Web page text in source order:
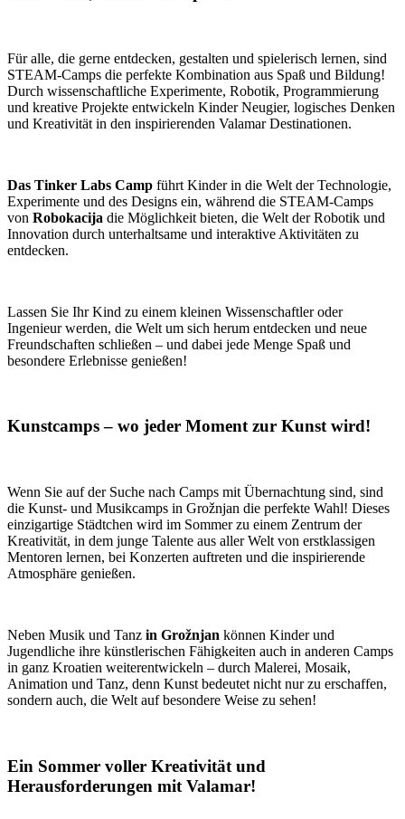
Für alle, die gerne entdecken, gestalten und spielerisch lernen, sind
STEAM-Camps die perfekte Kombination aus Spaß und Bildung!
Durch wissenschaftliche Experimente, Robotik, Programmierung
und kreative Projekte entwickeln Kinder Neugier, logisches Denken
und Kreativität in den inspirierenden Valamar Destinationen.
Das Tinker Labs Camp führt Kinder in die Welt der Technologie,
Experimente und des Designs ein, während die STEAM-Camps
von Robokacija die Möglichkeit bieten, die Welt der Robotik und
Innovation durch unterhaltsame und interaktive Aktivitäten zu
entdecken.
Lassen Sie Ihr Kind zu einem kleinen Wissenschaftler oder
Ingenieur werden, die Welt um sich herum entdecken und neue
Freundschaften schließen – und dabei jede Menge Spaß und
besondere Erlebnisse genießen!
Kunstcamps – wo jeder Moment zur Kunst wird!
Wenn Sie auf der Suche nach Camps mit Übernachtung sind, sind
die Kunst- und Musikcamps in Grožnjan die perfekte Wahl! Dieses
einzigartige Städtchen wird im Sommer zu einem Zentrum der
Kreativität, in dem junge Talente aus aller Welt von erstklassigen
Mentoren lernen, bei Konzerten auftreten und die inspirierende
Atmosphäre genießen.
Neben Musik und Tanz in Grožnjan können Kinder und
Jugendliche ihre künstlerischen Fähigkeiten auch in anderen Camps
in ganz Kroatien weiterentwickeln – durch Malerei, Mosaik,
Animation und Tanz, denn Kunst bedeutet nicht nur zu erschaffen,
sondern auch, die Welt auf besondere Weise zu sehen!
Ein Sommer voller Kreativität und
Herausforderungen mit Valamar!